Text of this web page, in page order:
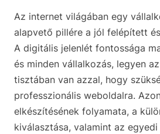
Az internet világában egy
alapvető pillére a jól felépített
A digitális jelenlét fontossága
és minden vállalkozás, legyen
tisztában van azzal, hogy
professzionális weboldalra.
elkészítésének folyamata, a
kiválasztása, valamint az